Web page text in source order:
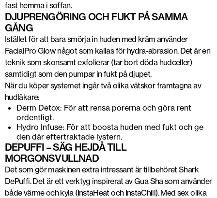
fast hemma i soffan.
DJUPRENGÖRING OCH FUKT PÅ SAMMA
GÅNG
Istället för att bara smörja in huden med kräm använder
FacialPro Glow något som kallas för hydra-abrasion. Det är en
teknik som skonsamt exfolierar (tar bort döda hudceller)
samtidigt som den pumpar in fukt på djupet.
När du köper systemet ingår två olika vätskor framtagna av
hudläkare:
Derm Detox: För att rensa porerna och göra rent
ordentligt.
Hydro Infuse: För att boosta huden med fukt och ge
den där eftertraktade lystern.
DEPUFFI – SÄG HEJDÅ TILL
MORGONSVULLNAD
Det som gör maskinen extra intressant är tillbehöret Shark
DePuffi. Det är ett verktyg inspirerat av Gua Sha som använder
både värme och kyla (InstaHeat och InstaChill). Med sex olika